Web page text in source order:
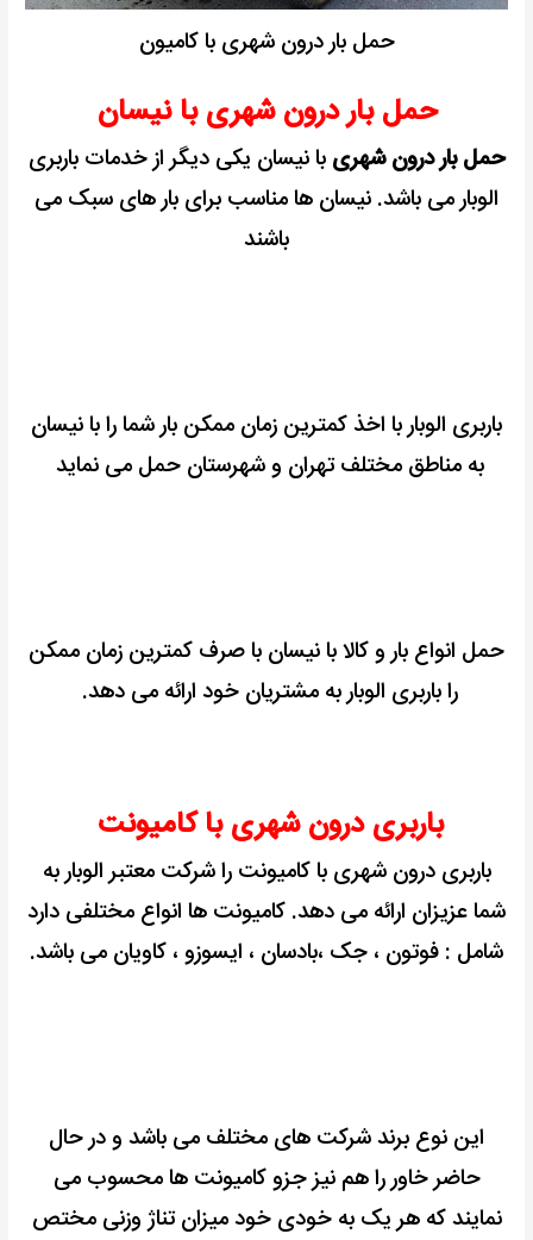
حمل بار درون شهری با کامیون
حمل بار درون شهری با نیسان
حمل بار درون شهری با نیسان یکی دیگر از خدمات باربری
الوبار می باشد. نیسان ها مناسب برای بار های سبک می
باشند
باربری الوبار با اخذ کمترین زمان ممکن بار شما را با نیسان
به مناطق مختلف تهران و شهرستان حمل می نماید
حمل انواع بار و کالا با نیسان با صرف کمترین زمان ممکن
را باربری الوبار به مشتریان خود ارائه می دهد.
باربری درون شهری با کامیونت
باربری درون شهری با کامیونت را شرکت معتبر الوبار به
شما عزیزان ارائه می دهد. کامیونت ها انواع مختلفی دارد
شامل : فوتون ، جک ،بادسان ، ایسوزو ، کاویان می باشد.
این نوع برند شرکت های مختلف می باشد و در حال
حاضر خاور را هم نیز جزو کامیونت ها محسوب می
نمایندکه هر یک به خودی خود میزان تناژ وزنی مختص